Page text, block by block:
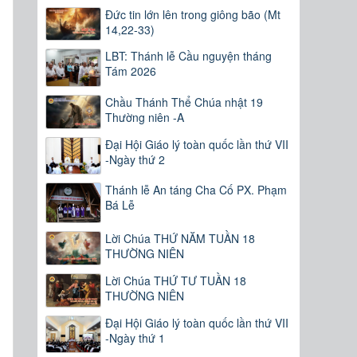
Đức tin lớn lên trong giông bão (Mt
14,22-33)
LBT: Thánh lễ Cầu nguyện tháng
Tám 2026
Chầu Thánh Thể Chúa nhật 19
Thường niên -A
Đại Hội Giáo lý toàn quốc lần thứ VII
-Ngày thứ 2
Thánh lễ An táng Cha Cố PX. Phạm
Bá Lễ
Lời Chúa THỨ NĂM TUẦN 18
THƯỜNG NIÊN
Lời Chúa THỨ TƯ TUẦN 18
THƯỜNG NIÊN
Đại Hội Giáo lý toàn quốc lần thứ VII
-Ngày thứ 1